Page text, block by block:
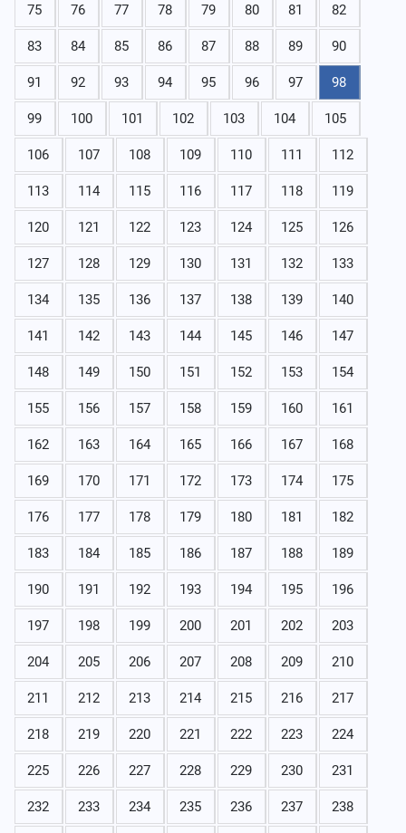
75 76 77 78 79 80 81 82
83 84 85 86 87 88 89 90
91 92 93 94 95 96 97 98
99 100 101 102 103 104 105
106 107 108 109 110 111 112
113 114 115 116 117 118 119
120 121 122 123 124 125 126
127 128 129 130 131 132 133
134 135 136 137 138 139 140
141 142 143 144 145 146 147
148 149 150 151 152 153 154
155 156 157 158 159 160 161
162 163 164 165 166 167 168
169 170 171 172 173 174 175
176 177 178 179 180 181 182
183 184 185 186 187 188 189
190 191 192 193 194 195 196
197 198 199 200 201 202 203
204 205 206 207 208 209 210
211 212 213 214 215 216 217
218 219 220 221 222 223 224
225 226 227 228 229 230 231
232 233 234 235 236 237 238